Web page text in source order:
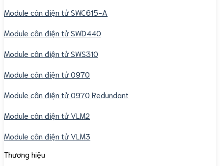
Module cân điện tử SWC615-A
Module cân điện tử SWD440
Module cân điện tử SWS310
Module cân điện tử 0970
Module cân điện tử 0970 Redundant
Module cân điện tử VLM2
Module cân điện tử VLM3
Thương hiệu